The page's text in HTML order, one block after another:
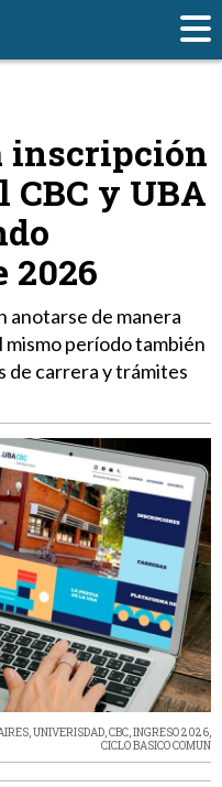
inscripción
y UBA
2026
anotarse de manera
mismo período también
de carrera y trámites
,UNIVERISDAD,CBC,INGRESO 2026,
CICLO BASICO COMUN